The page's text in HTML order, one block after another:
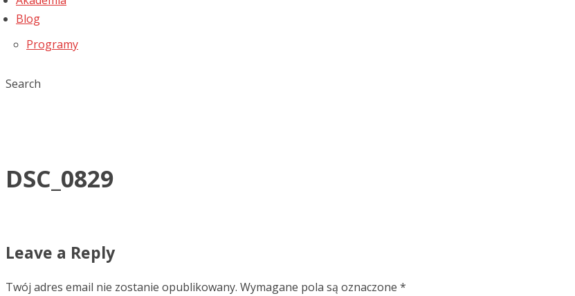
Blog
Programy
Search
DSC_0829
Leave a Reply
Twój adres email nie zostanie opublikowany. Wymagane pola są oznaczone *